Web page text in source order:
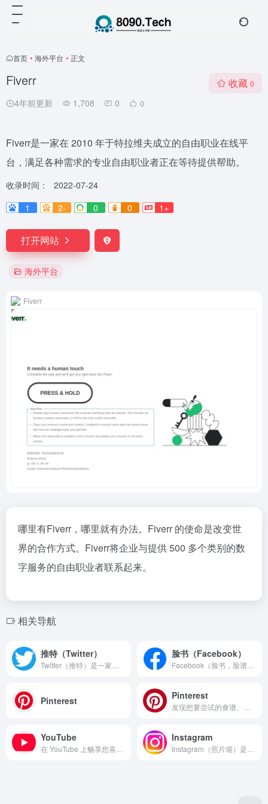
首页 • 海外平台 • 正文
Fiverr
4年前更新 1,708 0 0
收藏 0
Fiverr是一家在 2010 年于特拉维夫成立的自由职业在线平
台，满足各种需求的专业自由职业者正在等待提供帮助。
收录时间：
2022-07-24
1
2- 0 0 1+
打开网站
海外平台
Fiverr
哪里有Fiverr，哪里就有办法。Fiverr 的使命是改变世
界的合作方式。Fiverr将企业与提供 500 多个类别的数
字服务的自由职业者联系起来。
相关导航
推特（Twitter） 脸书（Facebook）
Pinterest Pinterest
YouTube Instagram